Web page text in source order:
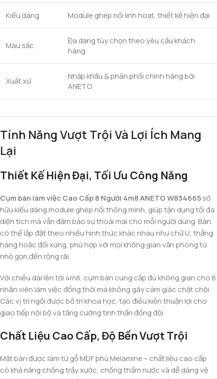
Kiểu dáng Module ghép nối linh hoạt, thiết kế hiện đại
Màu sắc
Đa dạng tùy chọn theo yêu cầu khách
hàng
Xuất xứ
Nhập khẩu & phân phối chính hãng bởi
ANETO
Tính Năng Vượt Trội Và Lợi Ích Mang
Lại
Thiết Kế Hiện Đại, Tối Ưu Công Năng
Cụm bàn làm việc Cao Cấp 8 Người 4m8 ANETO W834665sở
hữu kiểu dáng module ghép nối thông minh, giúp tận dụng tối đa
diện tích mà vẫn đảm bảo sự thoải mái cho mỗi người dùng. Bàn
có thể lắp đặt theo nhiều hình thức khác nhau như chữ U, thẳng
hàng hoặc đối xứng, phù hợp với mọi không gian văn phòng từ
nhỏ gọn đến rộng rãi.
Với chiều dài lên tới 4m8, cụm bàn cung cấp đủ không gian cho 8
nhân viên làm việc đồng thời mà không gây cảm giác chật chội.
Các vị trí ngồi được bố trí khoa học, tạo điều kiện thuận lợi cho
giao tiếp nội bộ và tăng cường tinh thần đồng đội.
Chất Liệu Cao Cấp, Độ Bền Vượt Trội
Mặt bàn được làm từ gỗ MDF phủ Melamine – chất liệu cao cấp
có khả năng chống trầy xước, chống thấm nước và dễ dàng vệ